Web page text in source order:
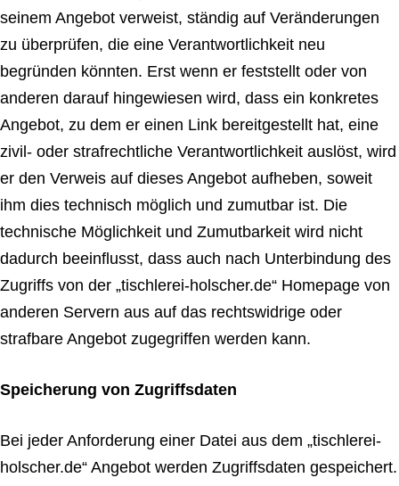
seinem Angebot verweist, ständig auf Veränderungen
zu überprüfen, die eine Verantwortlichkeit neu
begründen könnten. Erst wenn er feststellt oder von
anderen darauf hingewiesen wird, dass ein konkretes
Angebot, zu dem er einen Link bereitgestellt hat, eine
zivil- oder strafrechtliche Verantwortlichkeit auslöst, wird
er den Verweis auf dieses Angebot aufheben, soweit
ihm dies technisch möglich und zumutbar ist. Die
technische Möglichkeit und Zumutbarkeit wird nicht
dadurch beeinflusst, dass auch nach Unterbindung des
Zugriffs von der „tischlerei-holscher.de“ Homepage von
anderen Servern aus auf das rechtswidrige oder
strafbare Angebot zugegriffen werden kann.
Speicherung von Zugriffsdaten
Bei jeder Anforderung einer Datei aus dem „tischlerei-
holscher.de“ Angebot werden Zugriffsdaten gespeichert.